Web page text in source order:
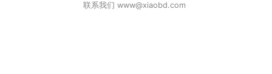
联系我们 www@xiaobd.com